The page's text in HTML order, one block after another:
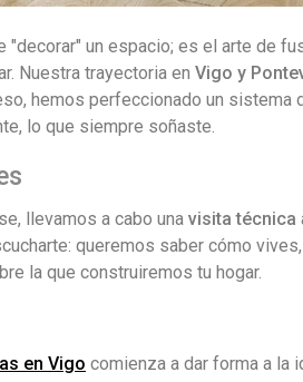
"decorar" un espacio; es el arte de
Nuestra trayectoria en Vigo y
hemos perfeccionado un sistema
lo que siempre soñaste.
llevamos a cabo una visita técnica
queremos saber cómo
la que construiremos tu hogar.
en Vigo comienza a dar forma a la